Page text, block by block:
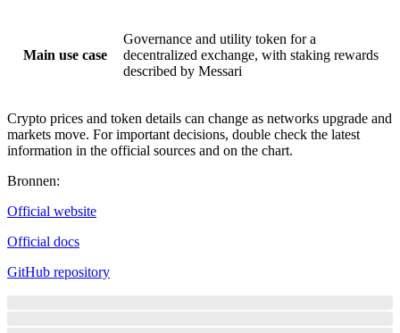
Main use case
Governance and utility token for a
decentralized exchange, with staking rewards
described by Messari
Crypto prices and token details can change as networks upgrade and
markets move. For important decisions, double check the latest
information in the official sources and on the chart.
Bronnen:
Official website
Official docs
GitHub repository